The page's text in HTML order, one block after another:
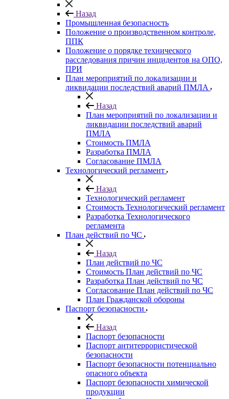
Назад
Промышленная безопасность
Положение о производственном контроле,
ППК
Положение о порядке технического
расследования причин инцидентов на ОПО,
ПРИ
План мероприятий по локализации и
ликвидации последствий аварий ПМЛА
Назад
План мероприятий по локализации и
ликвидации последствий аварий
ПМЛА
Стоимость ПМЛА
Разработка ПМЛА
Согласование ПМЛА
Технологический регламент
Назад
Технологический регламент
Стоимость Технологический регламент
Разработка Технологического
регламента
План действий по ЧС
Назад
План действий по ЧС
Стоимость План действий по ЧС
Разработка План действий по ЧС
Согласование План действий по ЧС
План Гражданской обороны
Паспорт безопасности
Назад
Паспорт безопасности
Паспорт антитеррористической
безопасности
Паспорт безопасности потенциально
опасного объекта
Паспорт безопасности химической
продукции